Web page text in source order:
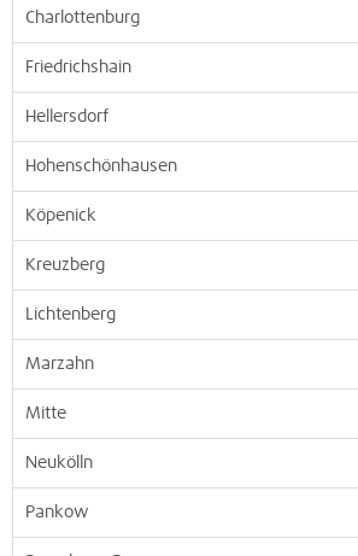
Charlottenburg
Friedrichshain
Hellersdorf
Hohenschönhausen
Köpenick
Kreuzberg
Lichtenberg
Marzahn
Mitte
Neukölln
Pankow